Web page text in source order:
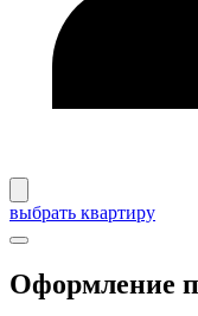
выбрать квартиру
Оформление